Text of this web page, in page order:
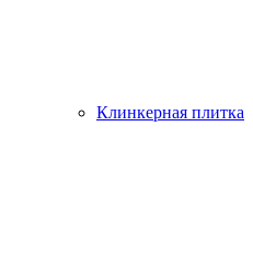
Клинкерная плитка